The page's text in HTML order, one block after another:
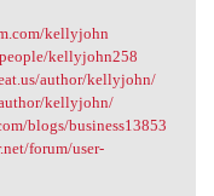
kellyjohn
kellyjohn258
author/kellyjohn/
kellyjohn/
blogs/business13853
forum/user-